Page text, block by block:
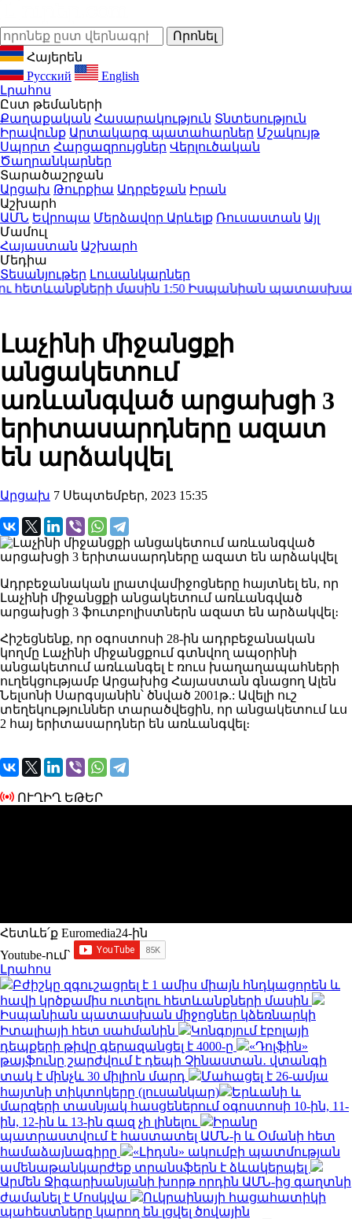
Հայերեն
Русский
English
Լրահոս
Ըստ թեմաների
Քաղաքական Հասարակություն Տնտեսություն
Իրավունք Արտակարգ պատահարներ Մշակույթ
Սպորտ Հարցազրույցներ Վերլուծական
Ծաղրանկարներ
Տարածաշրջան
Արցախ Թուրքիա Ադրբեջան Իրան
Աշխարհ
ԱՄՆ Եվրոպա Մերձավոր Արևելք Ռուսաստան Այլ
Մամուլ
Հայաստան Աշխարհ
Մեդիա
Տեսանյութեր Լուսանկարներ
մասին1:50 Իսպանիան պատասխան
Լաչինի միջանցքի
անցակետում
առևանգված արցախցի 3
երիտասարդները ազատ
են արձակվել
Արցախ 7 Սեպտեմբեր, 2023 15:35
Ադրբեջանական լրատվամիջոցները հայտնել են, որ
Լաչինի միջանցքի անցակետում առևանգված
արցախցի 3 ֆուտբոլիստներն ազատ են արձակվել։
Հիշեցնենք, որ օգոստոսի 28-ին ադրբեջանական
կողմը Լաչինի միջանցքում գտնվող ապօրինի
անցակետում առևանգել է ռուս խաղաղապահների
ուղեկցությամբ Արցախից Հայաստան գնացող Ալեն
Նելսոնի Սարգսյանին՝ ծնված 2001թ.: Ավելի ուշ
տեղեկություններ տարածվեցին, որ անցակետում ևս
2 հայ երիտասարդներ են առևանգվել։
ՈՒՂԻՂ ԵԹԵՐ
Հետևե՛ք Euromedia24-ին
Youtube-ում`
Լրահոս
Բժիշկը զգուշացրել է 1 ամիս միայն հնդկացորեն և
հավի կրծքամիս ուտելու հետևանքների մասին
Իսպանիան պատասխան միջոցներ կձեռնարկի
Իտալիայի հետ սահմանին
Կոնգոյում էբոլայի
դեպքերի թիվը գերազանցել է 4000-ը
«Դոլֆին»
թայֆունը շարժվում է դեպի Չինաստան․ վտանգի
տակ է մինչև 30 միլիոն մարդ
Մահացել է 26-ամյա
հայտնի տիկտոկերը (լուսանկար)
Երևանի և
մարզերի տասնյակ հասցեներում օգոստոսի 10-ին, 11-
ին, 12-ին և 13-ին գազ չի լինելու
Իրանը
պատրաստվում է հաստատել ԱՄՆ-ի և Օմանի հետ
համաձայնագիրը
«Լիդսն» ակումբի պատմության
ամենաթանկարժեք տրանսֆերն է ձևակերպել
Արմեն Ջիգարխանյանի խորթ որդին ԱՄՆ-ից գաղտնի
ժամանել է Մոսկվա
Ուկրաինայի հացահատիկի
պահեստները կարող են լցվել ծովային